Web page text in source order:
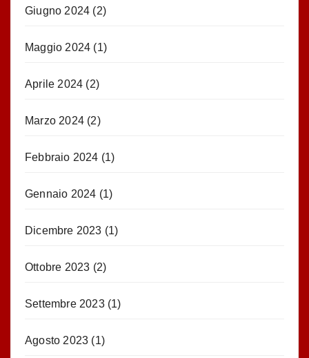
Giugno 2024 (2)
Maggio 2024 (1)
Aprile 2024 (2)
Marzo 2024 (2)
Febbraio 2024 (1)
Gennaio 2024 (1)
Dicembre 2023 (1)
Ottobre 2023 (2)
Settembre 2023(1)
Agosto 2023 (1)